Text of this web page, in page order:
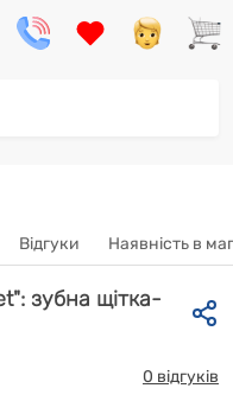
Відгуки Наявність в
зубна щітка-
0 відгуків